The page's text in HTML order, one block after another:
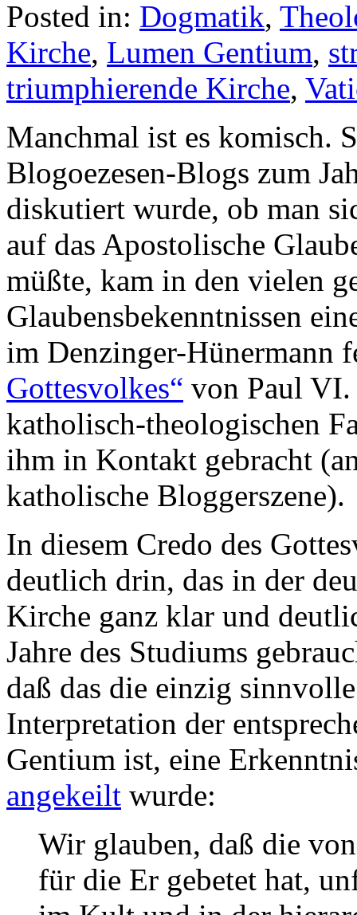
Posted in: Dogmatik,
Kirche, Lumen Gentium,
triumphierende Kirche,
Manchmal ist es komisch.
Blogoezesen-Blogs zum
diskutiert wurde, ob man
auf das Apostolische
müßte, kam in den vielen
Glaubensbekenntnissen
im Denzinger-Hünermann
Gottesvolkes“ von Paul VI.
katholisch-theologischen
ihm in Kontakt gebracht
katholische Bloggerszene).
In diesem Credo des
deutlich drin, das in der
Kirche ganz klar und
Jahre des Studiums
daß das die einzig
Interpretation der
Gentium ist, eine
angekeilt wurde:
Wir glauben, daß die
für die Er gebetet hat,